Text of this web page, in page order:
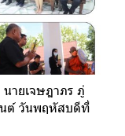
ายเจษฎาภร ภู่
ต์ วันพฤหัสบดีที่